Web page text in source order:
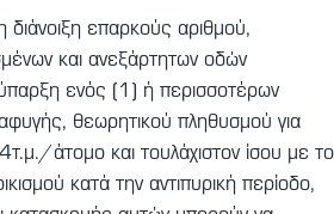
διάνοιξη επαρκούς αριθμού,
και ανεξάρτητων οδών
ενός (1) ή περισσοτέρων
θεωρητικού πληθυσμού για
άτομο και τουλάχιστον ίσου με το
κατά την αντιπυρική περίοδο,